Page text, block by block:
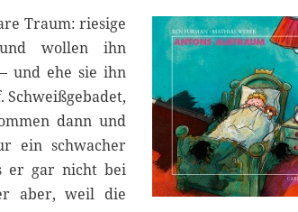
Traum: riesige
wollen ihn
und ehe sie ihn
Schweißgebadet,
dann und
ein schwacher
er gar nicht bei
aber, weil die